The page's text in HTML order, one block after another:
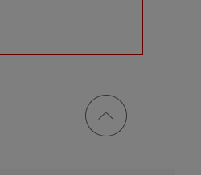
ページ
トップ